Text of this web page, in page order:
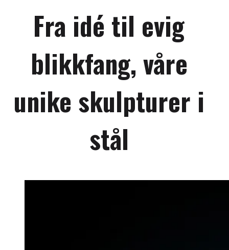
Fra idé til evig
blikkfang, våre
unike skulpturer i
stål